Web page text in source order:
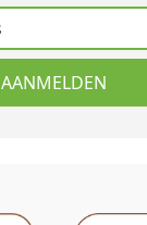
AANMELDEN